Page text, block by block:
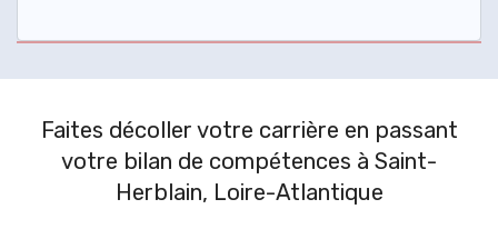
Faites décoller votre carrière en passant
votre bilan de compétences à Saint-
Herblain, Loire-Atlantique